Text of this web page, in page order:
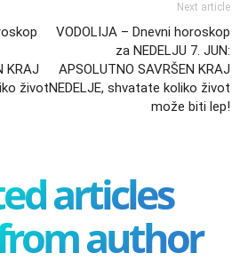
KRAJ
život
Next article
VODOLIJA – Dnevni horoskop
za NEDELJU 7. JUN:
APSOLUTNO SAVRŠEN KRAJ
NEDELJE, shvatate koliko život
može biti lep!
articles
author